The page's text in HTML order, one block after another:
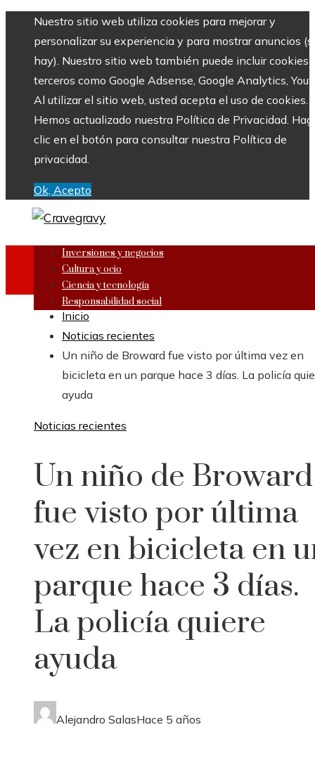
Nuestro sitio web utiliza cookies para mejorar y
personalizar su experiencia y para mostrar anuncios
hay). Nuestro sitio web también puede incluir cookies
terceros como Google Adsense, Google Analytics,
Al utilizar el sitio web, usted acepta el uso de cookies.
Hemos actualizado nuestra Política de Privacidad.
clic en el botón para consultar nuestra Política de
privacidad.
Ok, Acepto
Inversiones y negocios
Cultura y ocio
Ciencia y tecnología
Responsabilidad social
Inicio
Noticias recientes
Un niño de Broward fue visto por última vez en
bicicleta en un parque hace 3 días. La policía
ayuda
Noticias recientes
Un niño de Broward
fue visto por última
vez en bicicleta en
parque hace 3 días.
La policía quiere
ayuda
Alejandro SalasHace 5 años